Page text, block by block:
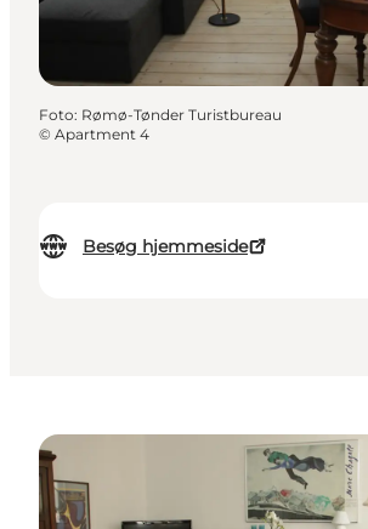
Besøg hjemmeside
Foto: Rømø-Tønder Turistbureau
© Apartment 4